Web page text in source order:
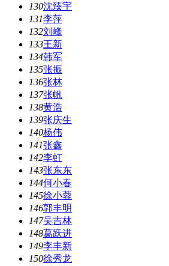
130沈臻宇
131李萍
132刘峰
133王新
134韩军
135张振
136张林
137张帆
138黄浩
139张庆生
140杨伟
141张鑫
142李虹
143张东东
144何小春
145徐小蓉
146郭丰明
147吴吉林
148葛跃进
149李丰新
150徐秀龙